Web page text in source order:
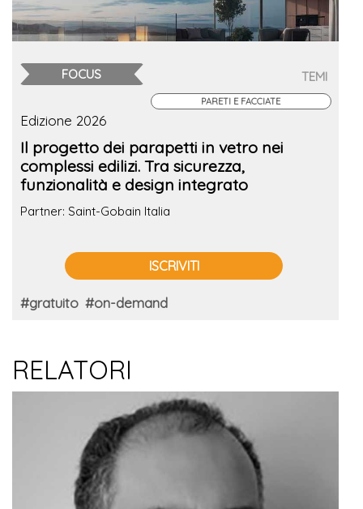
FOCUS TEMI
PARETI E FACCIATE
Edizione 2026
Il progetto dei parapetti in vetro nei
complessi edilizi. Tra sicurezza,
funzionalità e design integrato
Partner: Saint-Gobain Italia
ISCRIVITI
#gratuito #on-demand
RELATORI